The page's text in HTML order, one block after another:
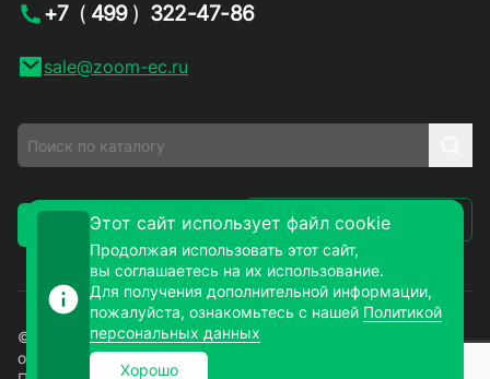
+7 ( 499 ) 322-47-86
sale@zoom-ec.ru
Заказать звонок Написать письмо
© 2026. ЗУМ-СМД – продажа электронных компонентов
оптом и в розницу. Все права защищены.
Этот сайт использует файл cookie
Продолжая использовать этот сайт,
вы соглашаетесь на их использование.
Для получения дополнительной информации,
пожалуйста, ознакомьтесь с нашей Политикой
персональных данных
Хорошо